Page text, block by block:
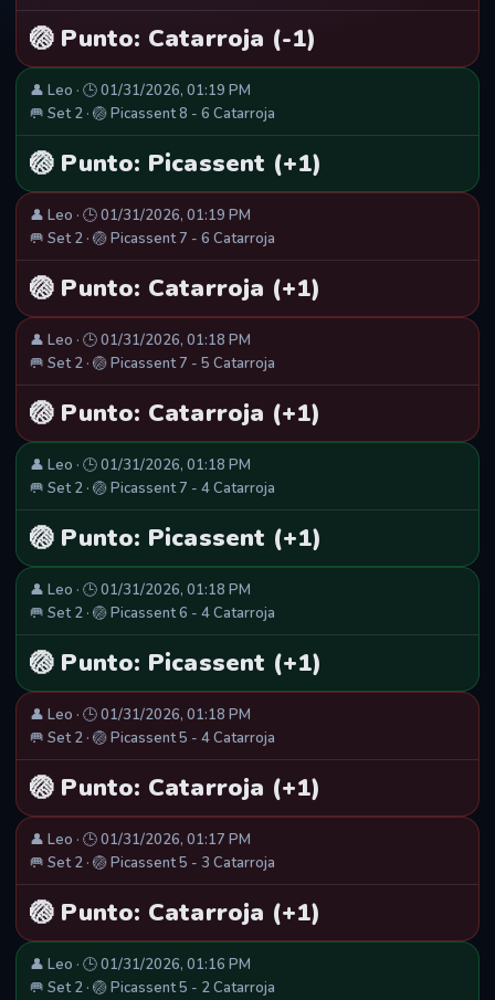
🏐 Punto: Catarroja (-1)
👤 Leo · 🕒 01/31/2026, 01:19 PM
🥅 Set 2 · 🏐 Picassent 8 - 6 Catarroja
🏐 Punto: Picassent (+1)
👤 Leo · 🕒 01/31/2026, 01:19 PM
🥅 Set 2 · 🏐 Picassent 7 - 6 Catarroja
🏐 Punto: Catarroja (+1)
👤 Leo · 🕒 01/31/2026, 01:18 PM
🥅 Set 2 · 🏐 Picassent 7 - 5 Catarroja
🏐 Punto: Catarroja (+1)
👤 Leo · 🕒 01/31/2026, 01:18 PM
🥅 Set 2 · 🏐 Picassent 7 - 4 Catarroja
🏐 Punto: Picassent (+1)
👤 Leo · 🕒 01/31/2026, 01:18 PM
🥅 Set 2 · 🏐 Picassent 6 - 4 Catarroja
🏐 Punto: Picassent (+1)
👤 Leo · 🕒 01/31/2026, 01:18 PM
🥅 Set 2 · 🏐 Picassent 5 - 4 Catarroja
🏐 Punto: Catarroja (+1)
👤 Leo · 🕒 01/31/2026, 01:17 PM
🥅 Set 2 · 🏐 Picassent 5 - 3 Catarroja
🏐 Punto: Catarroja (+1)
👤 Leo · 🕒 01/31/2026, 01:16 PM
🥅 Set 2 · 🏐 Picassent 5 - 2 Catarroja